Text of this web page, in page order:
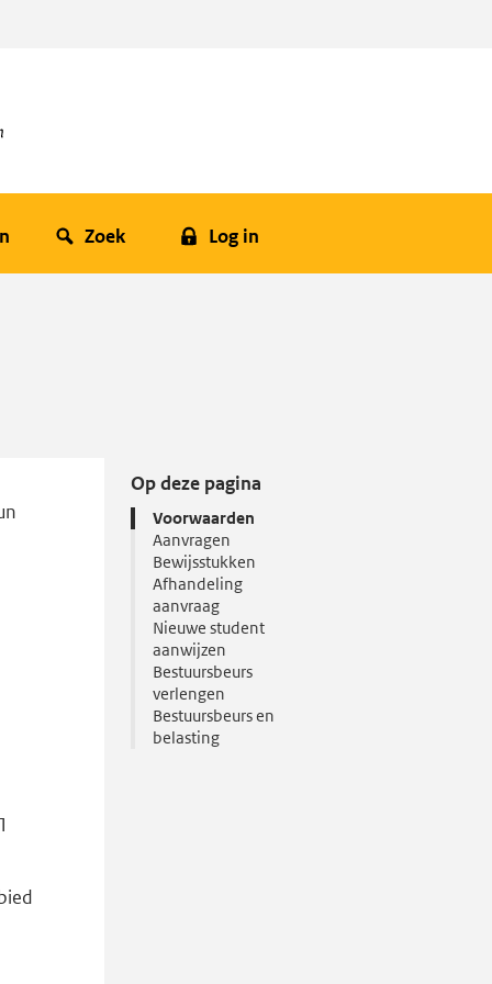
Zoek Log in
Op deze pagina
Voorwaarden
Aanvragen
Bewijsstukken
Afhandeling
aanvraag
Nieuwe student
aanwijzen
Bestuursbeurs
verlengen
Bestuursbeurs en
belasting